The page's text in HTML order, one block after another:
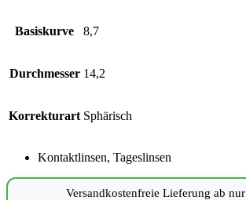
Basiskurve 8,7
Durchmesser 14,2
Korrekturart Sphärisch
Kontaktlinsen, Tageslinsen
Versandkostenfreie Lieferung ab nur